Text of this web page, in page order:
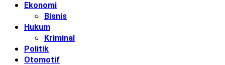
Ekonomi
Bisnis
Hukum
Kriminal
Politik
Otomotif